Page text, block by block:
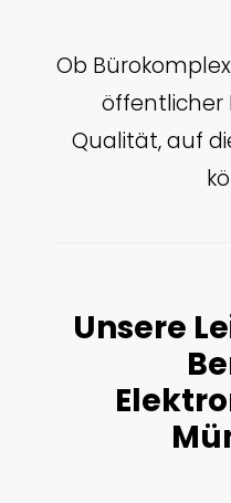
Ob
öffentlicher
Qualität, auf
Unsere